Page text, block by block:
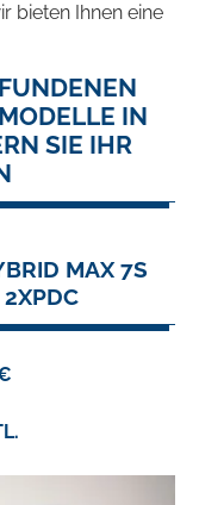
bieten Ihnen eine
IN
SIE IHR
MAX 7S